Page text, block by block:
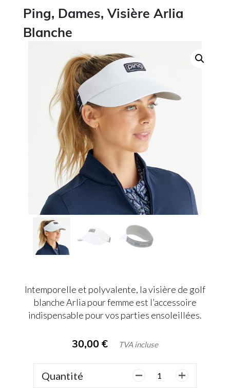
Ping, Dames, Visière Arlia
Blanche
Intemporelle et polyvalente, la visière de golf
blanche Arlia pour femme est l’accessoire
indispensable pour vos parties ensoleillées.
30,00 € TVA incluse
Quantité
quantité